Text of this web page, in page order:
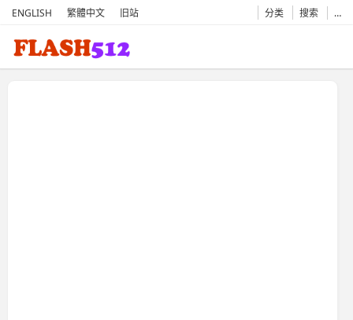
ENGLISH 繁體中文 旧站 分类 搜索 …